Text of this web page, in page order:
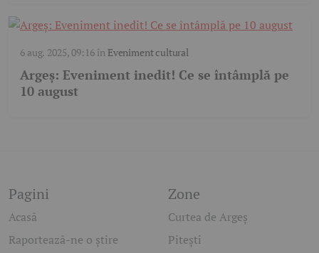
6 aug. 2025, 09:16în Eveniment cultural
Argeș: Eveniment inedit! Ce se întâmplă pe
10 august
Pagini
Acasă
Raportează-ne o știre
Zone
Curtea de Argeș
Pitești